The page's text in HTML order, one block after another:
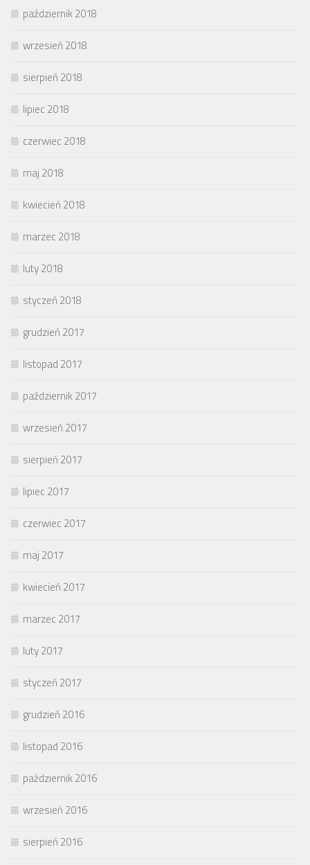
październik 2018
wrzesień 2018
sierpień 2018
lipiec 2018
czerwiec 2018
maj 2018
kwiecień 2018
marzec 2018
luty 2018
styczeń 2018
grudzień 2017
listopad 2017
październik 2017
wrzesień 2017
sierpień 2017
lipiec 2017
czerwiec 2017
maj 2017
kwiecień 2017
marzec 2017
luty 2017
styczeń 2017
grudzień 2016
listopad 2016
październik 2016
wrzesień 2016
sierpień 2016